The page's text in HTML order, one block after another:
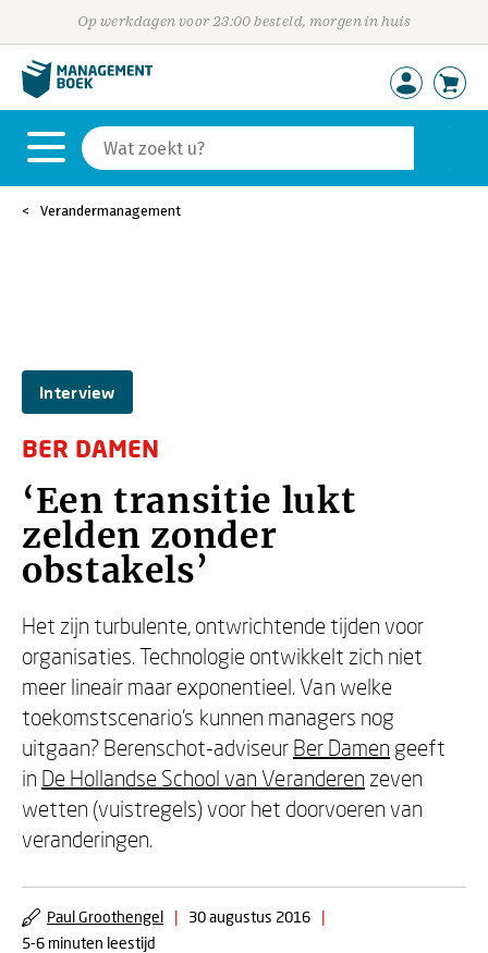
Op werkdagen voor 23:00 besteld, morgen in huis
Verandermanagement
Interview
BER DAMEN
‘Een transitie lukt
zelden zonder
obstakels’
Het zijn turbulente, ontwrichtende tijden voor
organisaties. Technologie ontwikkelt zich niet
meer lineair maar exponentieel. Van welke
toekomstscenario’s kunnen managers nog
uitgaan? Berenschot-adviseur Ber Damen geeft
in De Hollandse School van Veranderen zeven
wetten (vuistregels) voor het doorvoeren van
veranderingen.
Paul Groothengel | 30 augustus 2016
|
5-6 minuten leestijd